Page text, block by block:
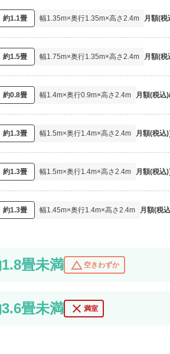
約1.1畳 幅1.35m×奥行1.35m×高さ2.4m 月額(税
約1.5畳 幅1.75m×奥行1.35m×高さ2.4m 月額(税
約0.8畳 幅1.4m×奥行0.9m×高さ2.4m 月額(税込)
約1.3畳 幅1.5m×奥行1.4m×高さ2.4m 月額(税込)
約1.3畳 幅1.5m×奥行1.4m×高さ2.4m 月額(税込)
約1.3畳 幅1.45m×奥行1.4m×高さ2.4m 月額(税
畳未満 change_history 空きわずか
畳未満 close 満室